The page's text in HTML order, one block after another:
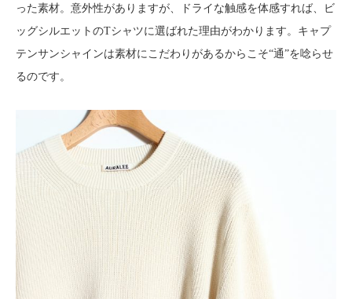
った素材。意外性がありますが、ドライな触感を体感すれば、ビ
ッグシルエットのTシャツに選ばれた理由がわかります。キャプ
テンサンシャインは素材にこだわりがあるからこそ“通”を唸らせ
るのです。